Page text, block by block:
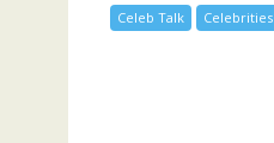
Celeb Talk Celebrities